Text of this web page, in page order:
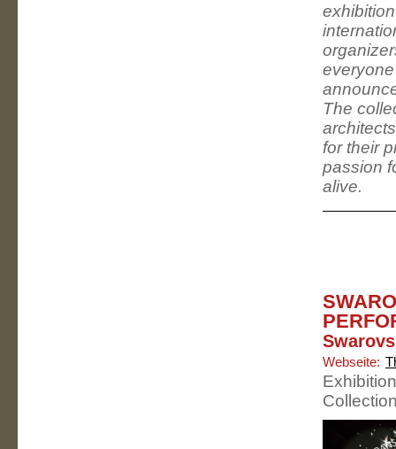
The
for their
passion
alive.
Webseite: